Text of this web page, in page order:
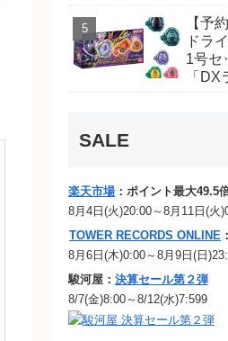
ズ、
ィエ
【予
ドラ
1号セ
「
SALE
楽天市場 ：ポイント最大49.5
8月4日(火)20:00～8月11日(火
TOWER RECORDS ONLINE
8月6日(木)0:00～8月9日(日
駿河屋： 決算セール第２弾
8/7(金)8:00～8/12(水)7:599